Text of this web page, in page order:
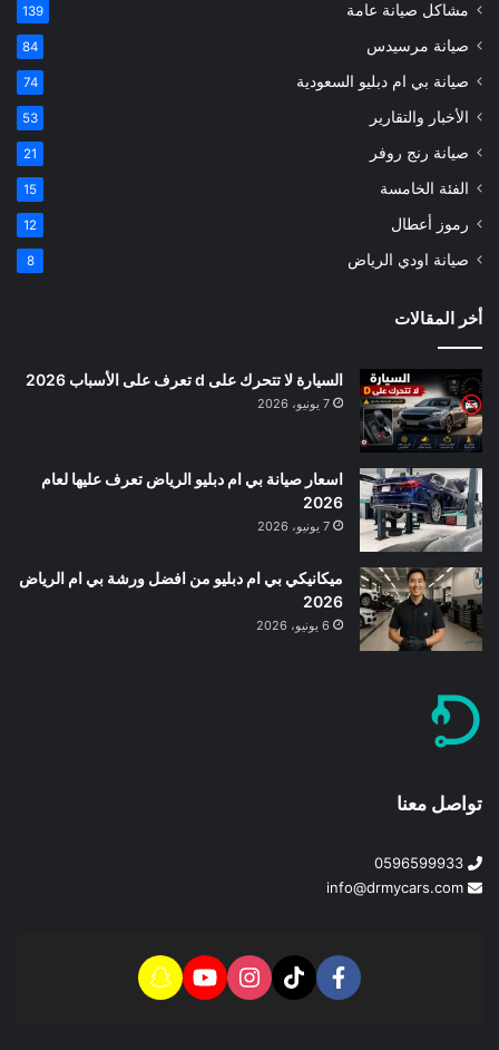
مشاكل صيانة عامة 139
صيانة مرسيدس 84
صيانة بي ام دبليو السعودية 74
الأخبار والتقارير 53
صيانة رنج روفر 21
الفئة الخامسة 15
رموز أعطال 12
صيانة اودي الرياض 8
أخر المقالات
السيارة لا تتحرك على d تعرف على الأسباب 2026
7 يونيو، 2026
اسعار صيانة بي ام دبليو الرياض تعرف عليها لعام
2026
7 يونيو، 2026
ميكانيكي بي ام دبليو من افضل ورشة بي ام الرياض
2026
6 يونيو، 2026
تواصل معنا
0596599933
info@drmycars.com